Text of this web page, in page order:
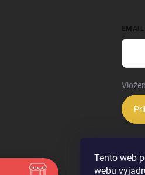
Tento web
webu
EMAIL